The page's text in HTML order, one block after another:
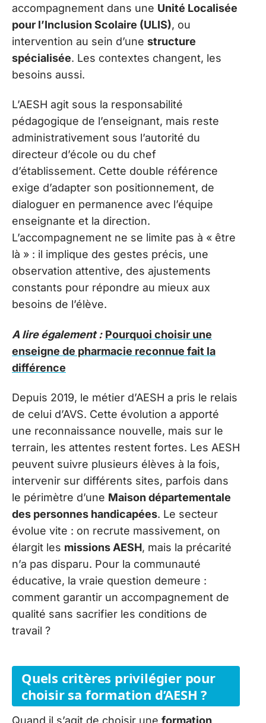
accompagnement dans une Unité Localisée
pour l’Inclusion Scolaire (ULIS), ou
intervention au sein d’une structure
spécialisée. Les contextes changent, les
besoins aussi.
L’AESH agit sous la responsabilité
pédagogique de l’enseignant, mais reste
administrativement sous l’autorité du
directeur d’école ou du chef
d’établissement. Cette double référence
exige d’adapter son positionnement, de
dialoguer en permanence avec l’équipe
enseignante et la direction.
L’accompagnement ne se limite pas à « être
là » : il implique des gestes précis, une
observation attentive, des ajustements
constants pour répondre au mieux aux
besoins de l’élève.
A lire également : Pourquoi choisir une
enseigne de pharmacie reconnue fait la
différence
Depuis 2019, le métier d’AESH a pris le relais
de celui d’AVS. Cette évolution a apporté
une reconnaissance nouvelle, mais sur le
terrain, les attentes restent fortes. Les AESH
peuvent suivre plusieurs élèves à la fois,
intervenir sur différents sites, parfois dans
le périmètre d’une Maison départementale
des personnes handicapées. Le secteur
évolue vite : on recrute massivement, on
élargit les missions AESH, mais la précarité
n’a pas disparu. Pour la communauté
éducative, la vraie question demeure :
comment garantir un accompagnement de
qualité sans sacrifier les conditions de
travail ?
Quels critères privilégier pour
choisir sa formation d’AESH ?
Quand il s’agit de choisir une formation